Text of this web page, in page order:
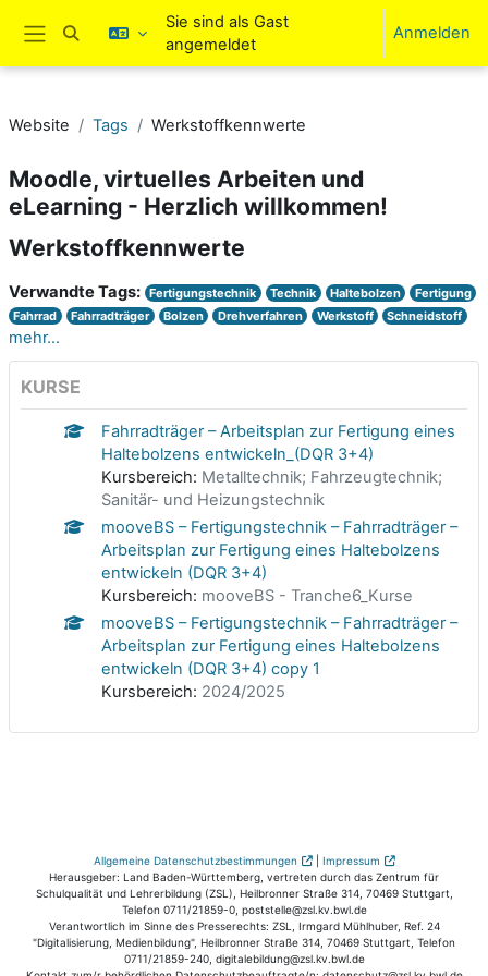
Zum Hauptinhalt
Website-Übersicht
Sucheingabe umschalten
Sie sind als Gast
angemeldet
Anmelden
Website Tags Werkstoffkennwerte
Moodle, virtuelles Arbeiten und
eLearning - Herzlich willkommen!
Werkstoffkennwerte
Verwandte Tags: Fertigungstechnik Technik Haltebolzen
Fertigung
Fahrrad
Fahrradträger Bolzen Drehverfahren Werkstoff Schneidstoff
mehr...
KURSE
Fahrradträger – Arbeitsplan zur Fertigung eines
Haltebolzens entwickeln_(DQR 3+4)
Kursbereich: Metalltechnik; Fahrzeugtechnik;
Sanitär- und Heizungstechnik
mooveBS – Fertigungstechnik – Fahrradträger –
Arbeitsplan zur Fertigung eines Haltebolzens
entwickeln (DQR 3+4)
Kursbereich: mooveBS - Tranche6_Kurse
mooveBS – Fertigungstechnik – Fahrradträger –
Arbeitsplan zur Fertigung eines Haltebolzens
entwickeln (DQR 3+4) copy 1
Kursbereich: 2024/2025
Allgemeine Datenschutzbestimmungen | Impressum
Herausgeber: Land Baden-Württemberg, vertreten durch das Zentrum für
Schulqualität und Lehrerbildung (ZSL), Heilbronner Straße 314, 70469 Stuttgart,
Telefon 0711/21859-0, poststelle@zsl.kv.bwl.de
Verantwortlich im Sinne des Presserechts: ZSL, Irmgard Mühlhuber, Ref. 24
"Digitalisierung, Medienbildung", Heilbronner Straße 314, 70469 Stuttgart, Telefon
0711/21859-240, digitalebildung@zsl.kv.bwl.de